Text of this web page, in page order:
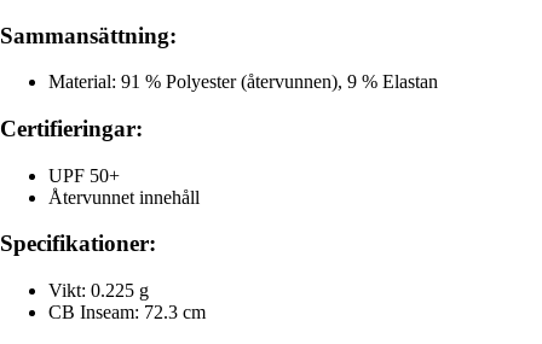
Sammansättning:
Material: 91 % Polyester (återvunnen), 9 % Elastan
Certifieringar:
UPF 50+
Återvunnet innehåll
Specifikationer:
Vikt: 0.225 g
CB Inseam: 72.3 cm